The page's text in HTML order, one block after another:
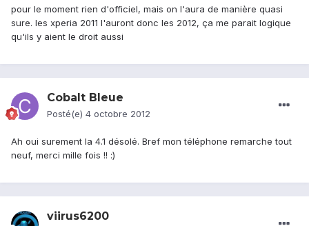
pour le moment rien d'officiel, mais on l'aura de manière quasi
sure. les xperia 2011 l'auront donc les 2012, ça me parait logique
qu'ils y aient le droit aussi
Cobalt Bleue
Posté(e) 4 octobre 2012
Ah oui surement la 4.1 désolé. Bref mon téléphone remarche tout
neuf, merci mille fois !! :)
viirus6200